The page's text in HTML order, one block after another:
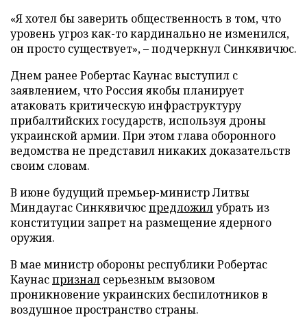
«Я хотел бы заверить общественность в том, что
уровень угроз как-то кардинально не изменился,
он просто существует», – подчеркнул Синкявичюс.
Днем ранее Робертас Каунас выступил с
заявлением, что Россия якобы планирует
атаковать критическую инфраструктуру
прибалтийских государств, используя дроны
украинской армии. При этом глава оборонного
ведомства не представил никаких доказательств
своим словам.
В июне будущий премьер-министр Литвы
Миндаугас Синкявичюспредложилубрать из
конституции запрет на размещение ядерного
оружия.
В мае министр обороны республики Робертас
Каунаспризнал серьезным вызовом
проникновение украинских беспилотников в
воздушное пространство страны.